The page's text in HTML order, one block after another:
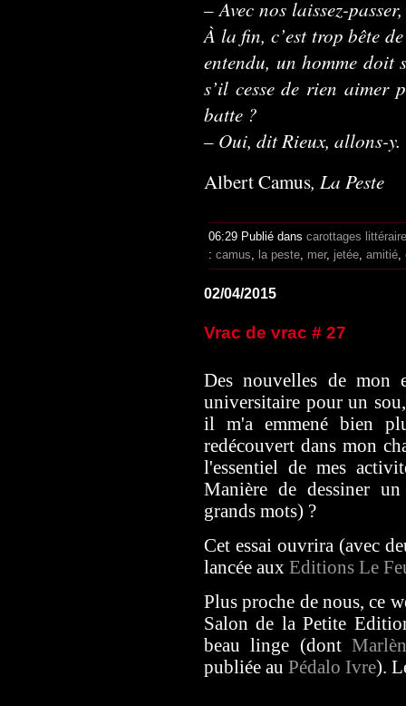
– Avec nos laissez-
À la fin, c’est trop bête
entendu, un homme doit
s’il cesse de rien aimer
batte ?
– Oui, dit Rieux, allons-y.
Albert Camus, La Peste
06:29 Publié dans carottages
: camus la peste mer, jetée amitié
02/04/2015
Vrac de vrac # 27
Des nouvelles de mon
universitaire pour un
il m'a emmené bien
redécouvert dans mon
l'essentiel de mes
Manière de dessiner
grands mots) ?
Cet essai ouvrira (avec
lancée aux Editions Le
Plus proche de nous, ce
Salon de la Petite
beau linge (dont
publiée au Pédalo Ivre).